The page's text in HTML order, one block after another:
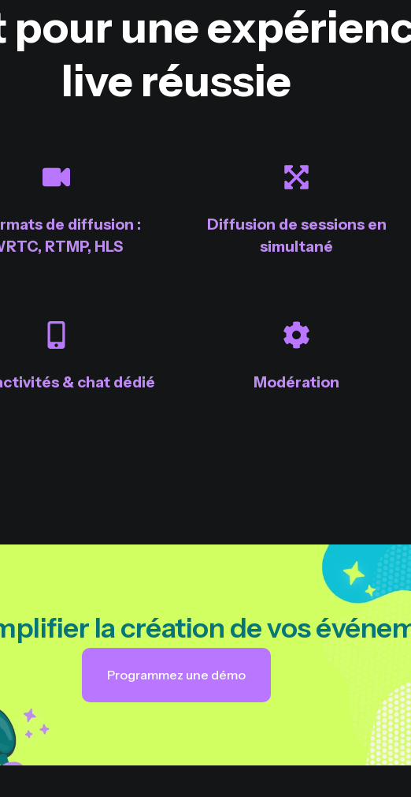
pour une
live réussie
de diffusion :
RTMP, HLS
Diffusion de sessions en
simultané
& chat dédié Modération
la création de vos
Programmez une démo